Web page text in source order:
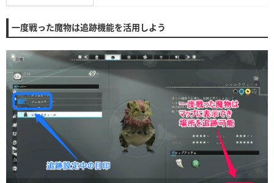
一度戦った魔物は追跡機能を活用しよう